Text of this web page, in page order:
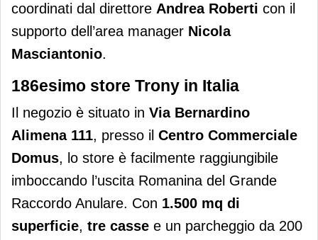
coordinati dal direttore Andrea Roberti con il
supporto dell’area manager Nicola
Masciantonio.
186esimo store Trony in Italia
Il negozio è situato in Via Bernardino
Alimena 111, presso il Centro Commerciale
Domus, lo store è facilmente raggiungibile
imboccando l’uscita Romanina del Grande
Raccordo Anulare. Con 1.500 mq di
superficie, tre casse e un parcheggio da 200